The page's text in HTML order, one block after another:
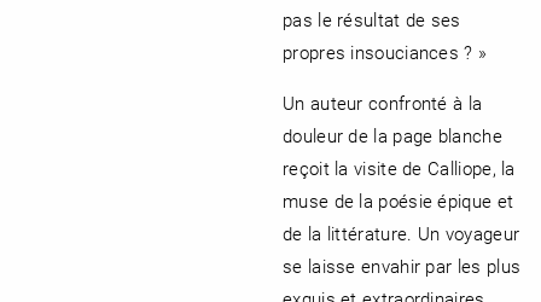
pas le résultat de ses
propres insouciances ? »
Un auteur confronté à la
douleur de la page blanche
reçoit la visite de Calliope, la
muse de la poésie épique et
de la littérature. Un voyageur
se laisse envahir par les plus